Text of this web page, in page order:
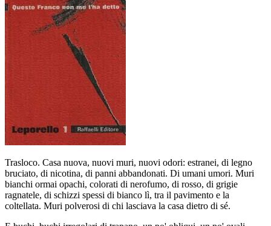
Trasloco. Casa nuova, nuovi muri, nuovi odori: estranei, di legno
bruciato, di nicotina, di panni abbandonati. Di umani umori. Muri
bianchi ormai opachi, colorati di nerofumo, di rosso, di grigie
ragnatele, di schizzi spessi di bianco lì, tra il pavimento e la
coltellata. Muri polverosi di chi lasciava la casa dietro di sé.